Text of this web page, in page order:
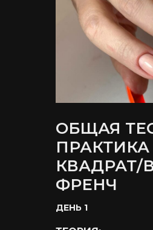
ОБЩАЯ
ФРЕНЧ
ДЕНЬ 1